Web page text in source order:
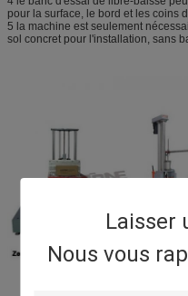
Laisser
Nous vous
pour la surface, le bord et les coins
5 la machine est seulement
sol concret pour l'installation, sans